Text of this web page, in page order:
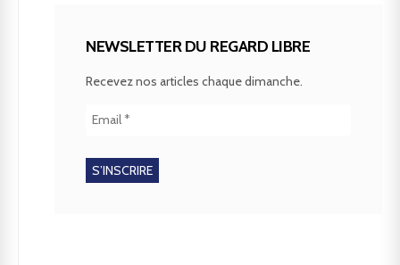
NEWSLETTER DU REGARD LIBRE
Recevez nos articles chaque dimanche.